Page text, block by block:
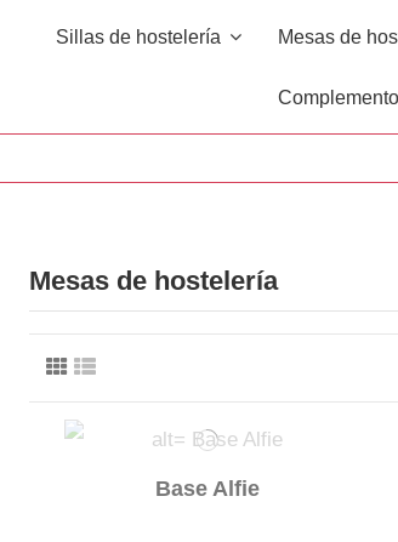
Sillas de hostelería Mesas de
Mesas de hostelería
Base Alfie